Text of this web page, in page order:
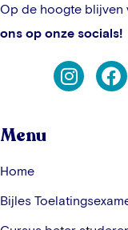
Op de hoogte blijven
ons op onze socials!
Menu
Home
Bijles